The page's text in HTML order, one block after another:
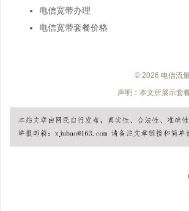
电信宽带办理
电信宽带套餐价格
© 2026 电信流
声明：本文所展示套